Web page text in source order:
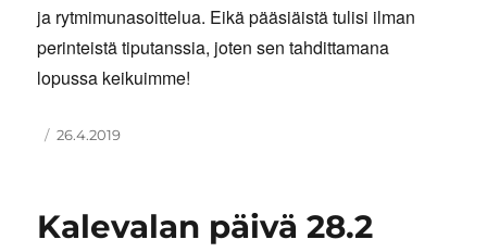
ja rytmimunasoittelua. Eikä pääsiäistä tulisi ilman
perinteistä tiputanssia, joten sen tahdittamana
lopussa keikuimme!
Kirjoittaja
Julkaistu
26.4.2019
Kalevalan päivä 28.2